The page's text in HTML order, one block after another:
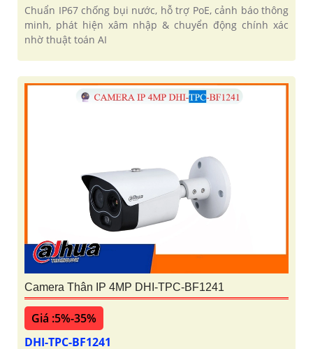
Chuẩn IP67 chống bụi nước, hỗ trợ PoE, cảnh báo thông
minh, phát hiện xâm nhập & chuyển động chính xác
nhờ thuật toán AI
Camera Thân IP 4MP DHI-TPC-BF1241
Giá :5%-35%
DHI-TPC-BF1241